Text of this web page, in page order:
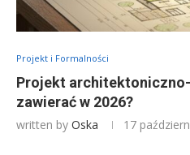
Projekt i Formalności
Projekt
zawierać w 2026?
written by Oska 17